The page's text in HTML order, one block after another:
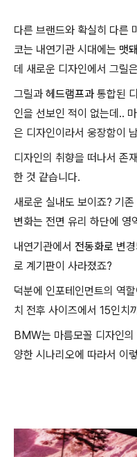
다른 브랜드와 확실히 다른
코는 내연기관 시대에는 맷
데 새로운 디자인에서 그릴은
그릴과 헤드램프과 통합된
인을 선보인 적이 없는데..
은 디자인이라서 웅장함이
디자인의 취향을 떠나서 존
한 것 같습니다.
새로운 실내도 보이죠? 기
변화는 전면 유리 하단에 영
내연기관에서 전동화로 변
로 계기판이 사라졌죠?
덕분에 인포테인먼트의 역
치 전후 사이즈에서 15인치
BMW는 마름모꼴 디자인
양한 시나리오에 따라서 이